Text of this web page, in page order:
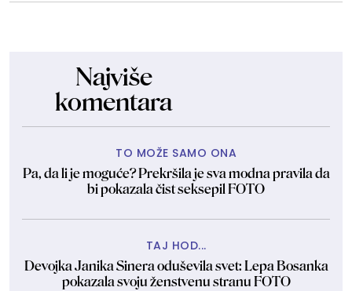
Najviše
komentara
TO MOŽE SAMO ONA
Pa, da li je moguće? Prekršila je sva modna pravila da
bi pokazala čist seksepil FOTO
TAJ HOD...
Devojka Janika Sinera oduševila svet: Lepa Bosanka
pokazala svoju ženstvenu stranu FOTO